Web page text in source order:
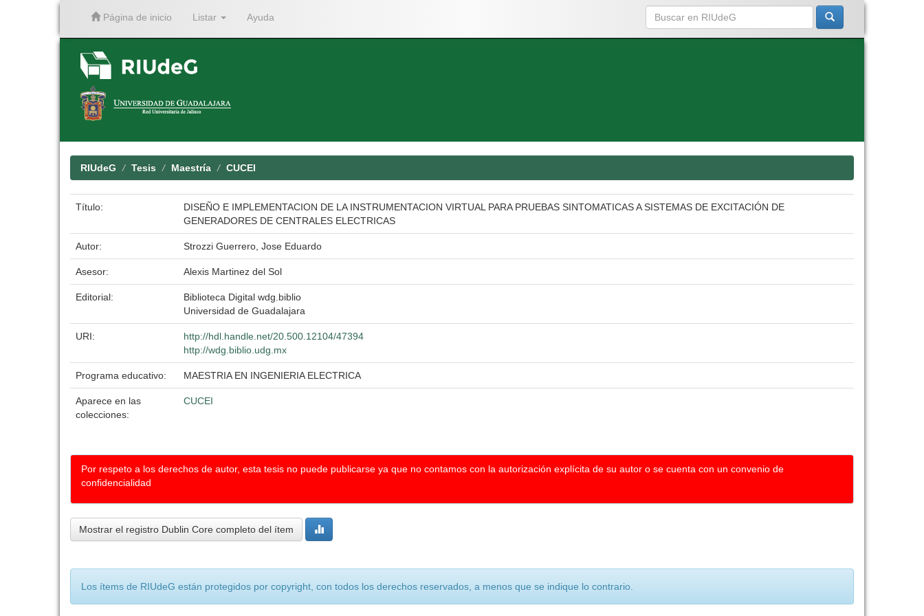
Página de inicio Listar Ayuda
RIUdeG Tesis Maestría CUCEI
Título:
DISEÑO E IMPLEMENTACION DE LA INSTRUMENTACION VIRTUAL PARA PRUEBAS SINTOMATICAS A SISTEMAS DE EXCITACIÓN DE
GENERADORES DE CENTRALES ELECTRICAS
Autor: Strozzi Guerrero, Jose Eduardo
Asesor: Alexis Martinez del Sol
Editorial:
Biblioteca Digital wdg.biblio
Universidad de Guadalajara
URI:
http://hdl.handle.net/20.500.12104/47394
http://wdg.biblio.udg.mx
Programa educativo: MAESTRIA EN INGENIERIA ELECTRICA
Aparece en las
colecciones:
CUCEI
Por respeto a los derechos de autor, esta tesis no puede publicarse ya que no contamos con la autorización explícita de su autor o se cuenta con un convenio de
confidencialidad
Mostrar el registro Dublin Core completo del ítem
Los ítems de RIUdeG están protegidos por copyright, con todos los derechos reservados, a menos que se indique lo contrario.